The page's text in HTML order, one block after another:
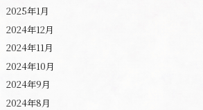
2025年1月
2024年12月
2024年11月
2024年10月
2024年9月
2024年8月